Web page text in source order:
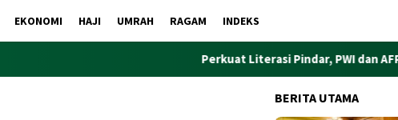
EKONOMI HAJI UMRAH RAGAM INDEKS
Perkuat Literasi Pindar, PWI dan AFPI
BERITA UTAMA